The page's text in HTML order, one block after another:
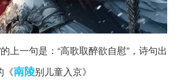
上一句是：“高歌取醉欲自慰”，诗句出
《南陵别儿童入京》